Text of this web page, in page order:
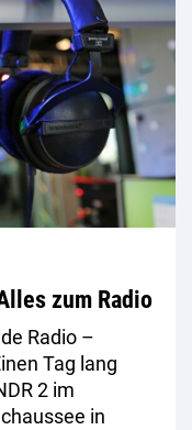
zum Radio
Radio –
Tag lang
2 im
in